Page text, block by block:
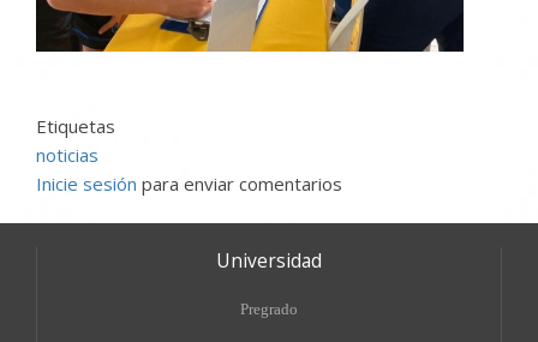
Etiquetas
noticias
Inicie sesión para enviar comentarios
Universidad
Pregrado